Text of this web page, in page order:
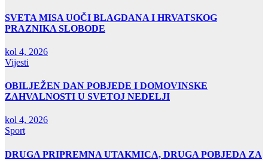
SVETA MISA UOČI BLAGDANA I HRVATSKOG
PRAZNIKA SLOBODE
kol 4, 2026
Vijesti
OBILJEŽEN DAN POBJEDE I DOMOVINSKE
ZAHVALNOSTI U SVETOJ NEDELJI
kol 4, 2026
Sport
DRUGA PRIPREMNA UTAKMICA, DRUGA POBJEDA ZA